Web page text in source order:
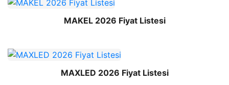
MAKEL 2026 Fiyat Listesi
MAXLED 2026 Fiyat Listesi